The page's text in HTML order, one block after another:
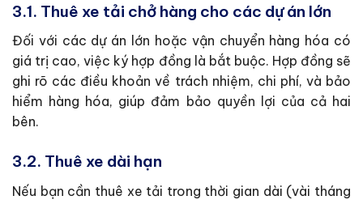
3.1. Thuê xe tải chở hàng cho các dự án lớn
Đối với các dự án lớn hoặc vận chuyển hàng hóa có
giá trị cao, việc ký hợp đồng là bắt buộc. Hợp đồng sẽ
ghi rõ các điều khoản về trách nhiệm, chi phí, và bảo
hiểm hàng hóa, giúp đảm bảo quyền lợi của cả hai
bên.
3.2. Thuê xe dài hạn
Nếu bạn cần thuê xe tải trong thời gian dài (vài tháng